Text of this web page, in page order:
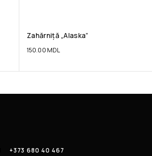
Zahărniță „Alaska”
150.00 MDL
+373 680 40 467